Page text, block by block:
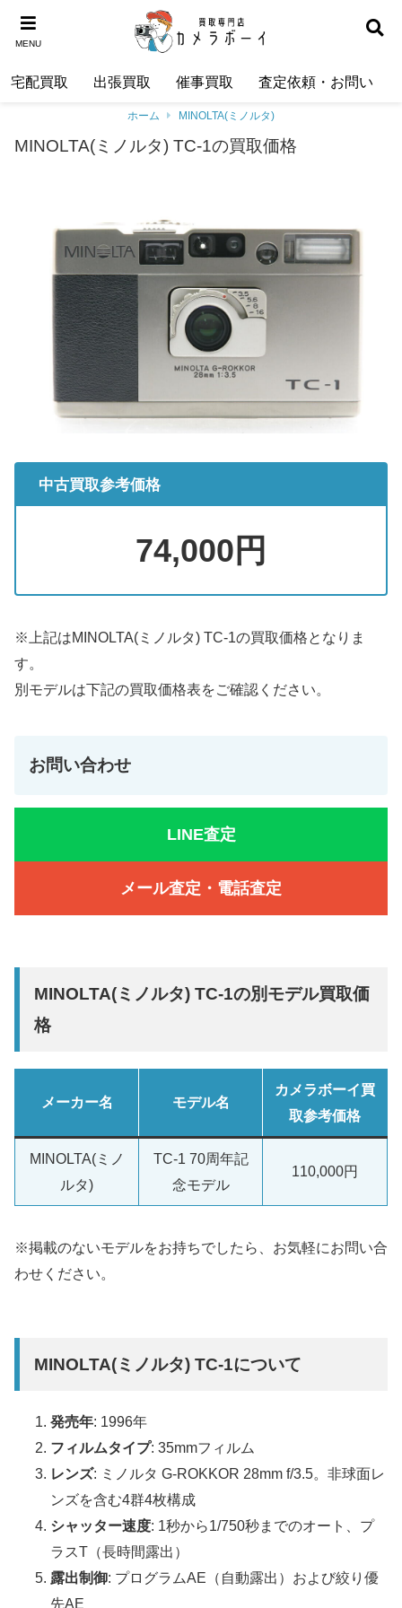
MENU
宅配買取 出張買取 催事買取 査定依頼・お問い合
ホーム MINOLTA(ミノルタ)
MINOLTA(ミノルタ) TC-1の買取価格
中古買取参考価格
74,000円
※上記はMINOLTA(ミノルタ) TC-1の買取価格となりま
す。
別モデルは下記の買取価格表をご確認ください。
お問い合わせ
LINE査定
メール査定・電話査定
MINOLTA(ミノルタ) TC-1の別モデル買取価
格
メーカー名 モデル名
カメラボーイ買
取参考価格
MINOLTA(ミノ
ルタ)
TC-1 70周年記
念モデル
110,000円
※掲載のないモデルをお持ちでしたら、お気軽にお問い合
わせください。
MINOLTA(ミノルタ) TC-1について
発売年: 1996年
フィルムタイプ: 35mmフィルム
レンズ: ミノルタ G-ROKKOR 28mm f/3.5。非球面レ
ンズを含む4群4枚構成
シャッター速度: 1秒から1/750秒までのオート、プ
ラスT（長時間露出）
露出制御: プログラムAE（自動露出）および絞り優
先AE